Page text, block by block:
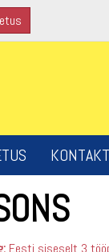
KONTAKT
Eesti siseselt 3